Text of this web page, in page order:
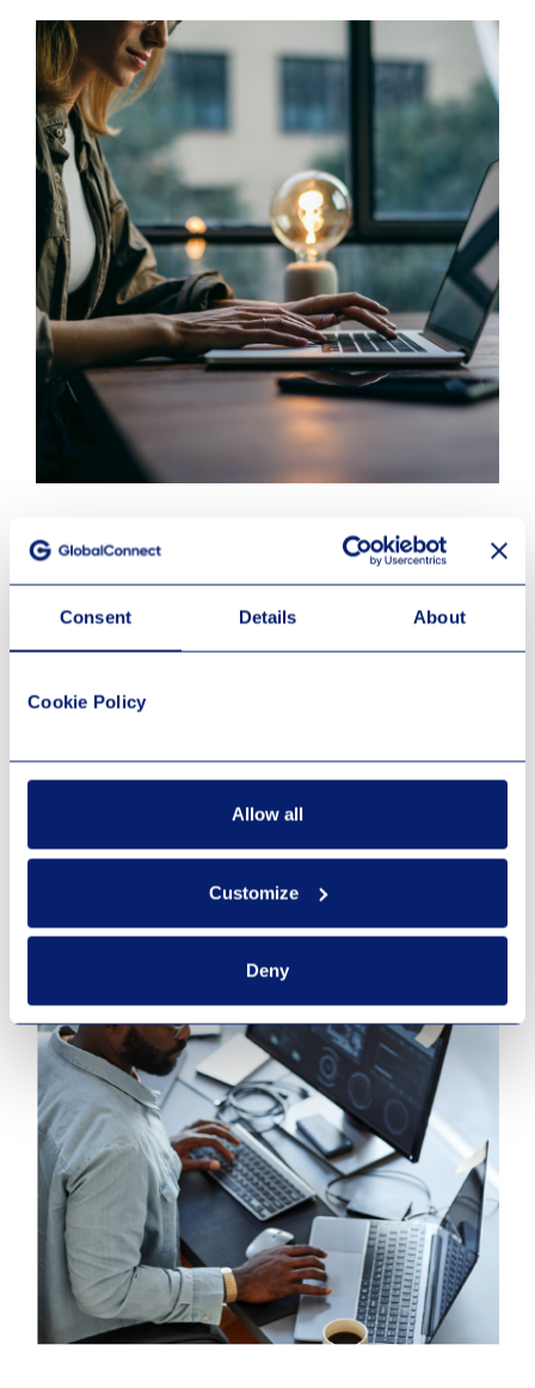
Consent Details About
Cookie Policy
Allow all
Customize
Deny
Fördelar med SD-WAN
ser SD-WAN till att prestandan läggs på just denna aktivitet,
säkerhetsnät som krypterar trafiken mellan användare och
händer.